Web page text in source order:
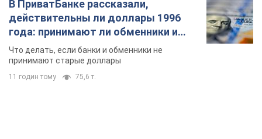
В ПриватБанке рассказали,
действительны ли доллары 1996
года: принимают ли обменники и
банки такие купюры
Что делать, если банки и обменники не
принимают старые доллары
11 годин тому 75,6 т.